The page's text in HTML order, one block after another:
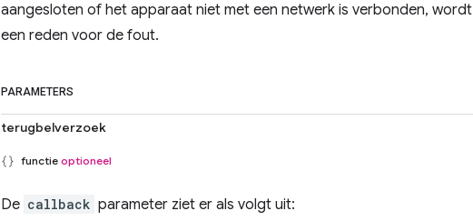
aangesloten of het apparaat niet met een netwerk is verbonden, wordt
een reden voor de fout.
PARAMETERS
terugbelverzoek
functie optioneel
De callback parameter ziet er als volgt uit: